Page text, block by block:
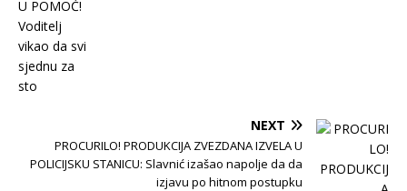
NEXT
PROCURILO! PRODUKCIJA ZVEZDANA IZVELA U
POLICIJSKU STANICU: Slavnić izašao napolje da da
izjavu po hitnom postupku